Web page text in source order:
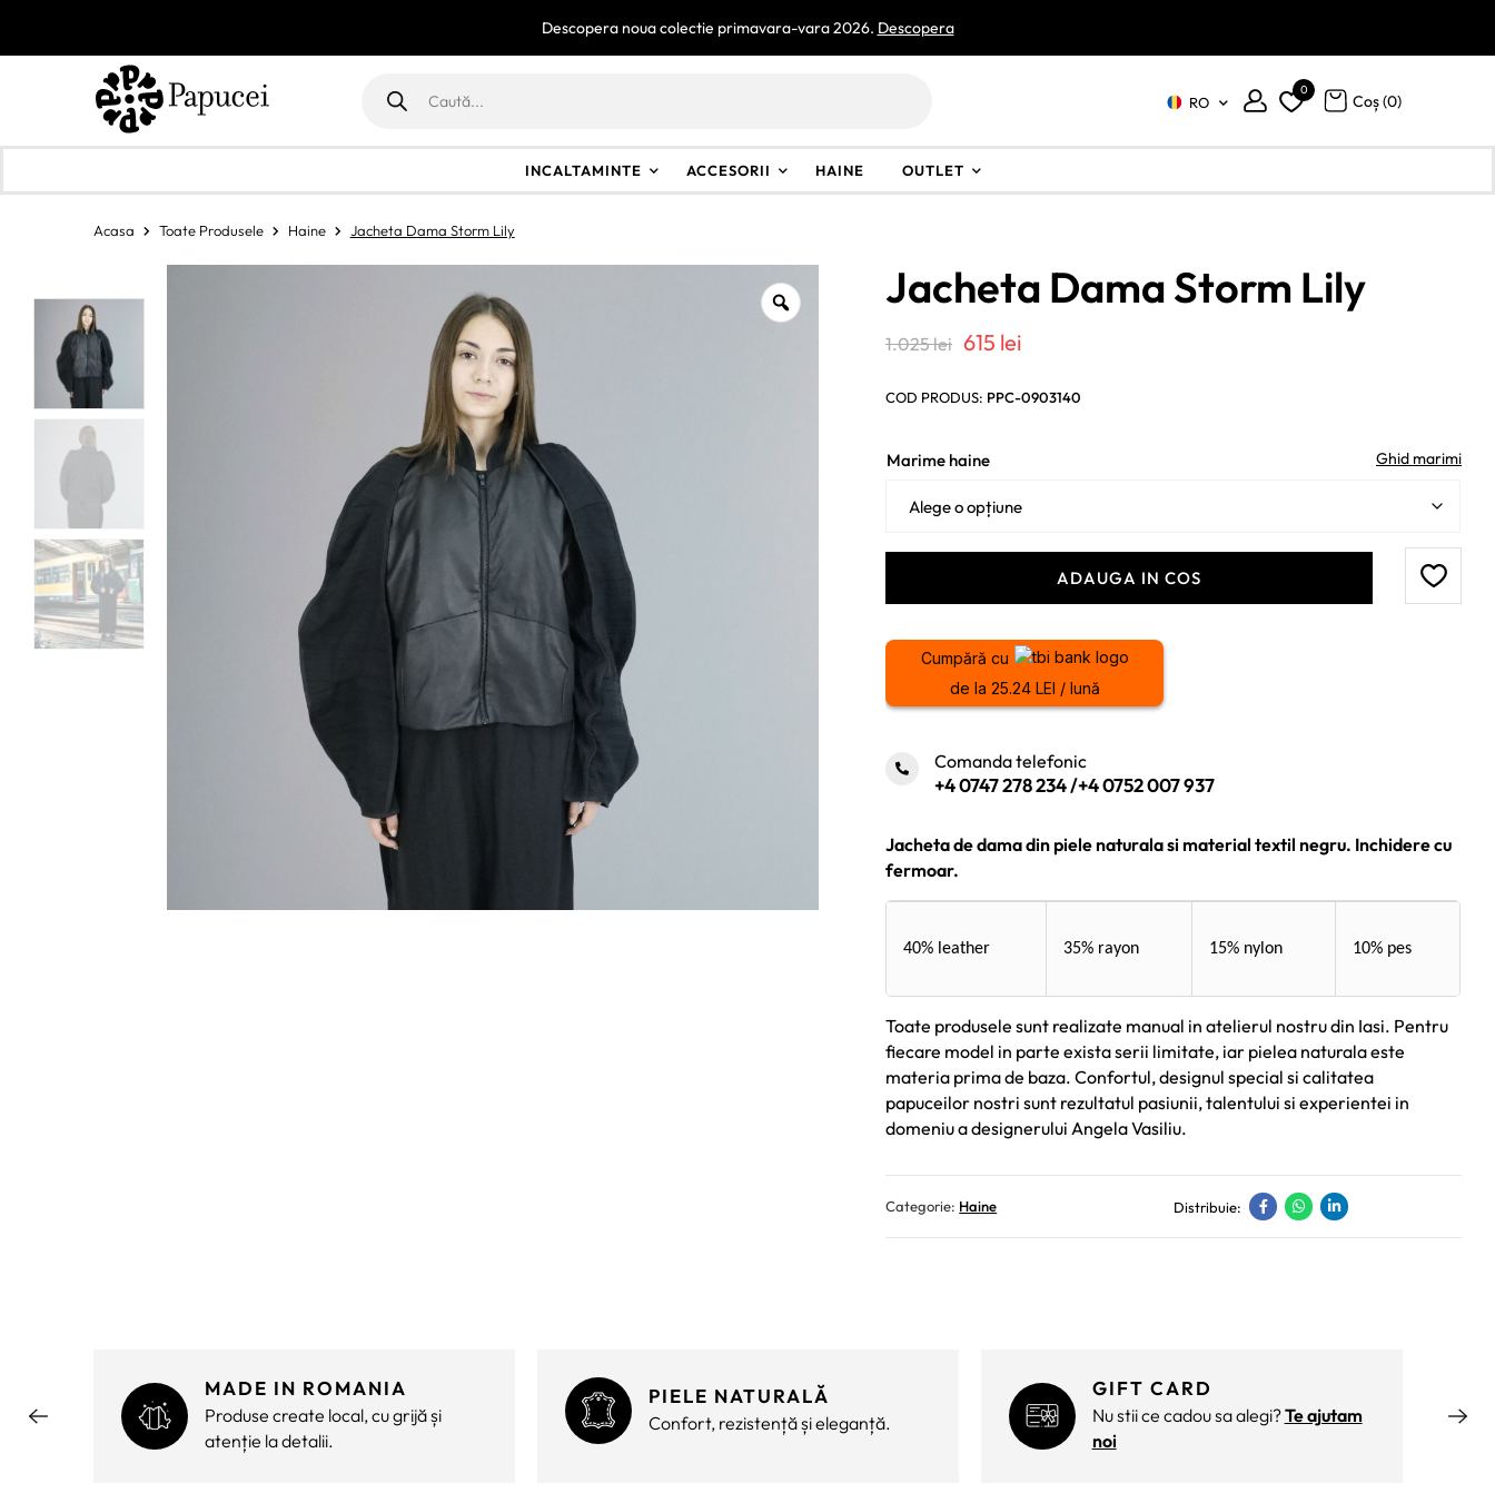
Descopera noua colectie primavara-vara 2026. Descopera
search
RO
0
Coș (0)
INCALTAMINTE ACCESORII HAINE OUTLET
Acasa Toate Produsele Haine Jacheta Dama Storm Lily
Jacheta Dama Storm Lily
1.025lei Prețul
a
fost:
615 leiPrețul
COD PRODUS: PPC-0903140
Ghid marimi
Marime haine
ADAUGA IN COS
Cumpără cu
de la 25.24 LEI / lună
Comanda telefonic
+4 0747 278 234/+4 0752 007 937
Jacheta de dama din piele naturala si material textil negru. Inchidere cu
fermoar.
40% leather 35% rayon 15% nylon 10% pes
Toate produsele sunt realizate manual in atelierul nostru din Iasi. Pentru
fiecare model in parte exista serii limitate, iar pielea naturala este
materia prima de baza. Confortul, designul special si calitatea
papuceilor nostri sunt rezultatul pasiunii, talentului si experientei in
domeniu a designerului Angela Vasiliu.
Categorie: Haine Distribuie:
MADE IN ROMANIA
Produse create local, cu grijă și
atenție la detalii.
PIELE NATURALĂ
Confort, rezistență și eleganță.
GIFT CARD
Nu stii ce cadou sa alegi?Te ajutam
noi